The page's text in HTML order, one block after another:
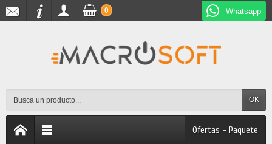
Whatsapp
OK
0
Ofertas - Paquete